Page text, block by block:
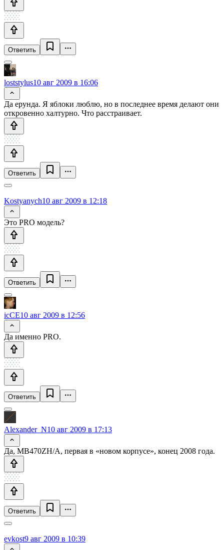
Ответить
loststylus10 авг 2009 в 16:06
Да ерунда. Я яблоки люблю, но в последнее время делают они
откровенно халтурно. Что расстраивает.
Ответить
Kostyanych10 авг 2009 в 12:18
Это PRO модель?
Ответить
icCE10 авг 2009 в 12:56
Да именно PRO.
Ответить
Alexander_N10 авг 2009 в 17:13
Да, MB470ZH/A, первая в «новом корпусе», конец 2008 года.
Ответить
evkost9 авг 2009 в 10:39